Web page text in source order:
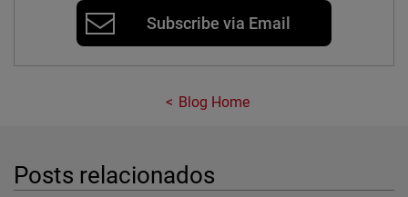
Subscribe via Email
Blog Home
Posts relacionados